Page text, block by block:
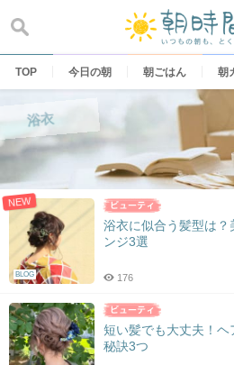
content
TOP 今日の朝 朝ごはん 朝
浴衣
NEW
BLOG
浴衣に似合う髪型は？
ンジ3選
176
短い髪でも大丈夫！
秘訣3つ